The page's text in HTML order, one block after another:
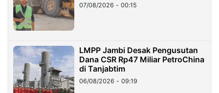
07/08/2026 - 00:15
LMPP Jambi Desak Pengusutan
Dana CSR Rp47 Miliar PetroChina
di Tanjabtim
06/08/2026 - 09:19